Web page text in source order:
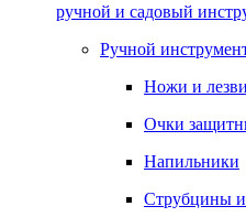
ручной и садовый
Ручной
Ножи и
Очки
Напильники
Струбцины